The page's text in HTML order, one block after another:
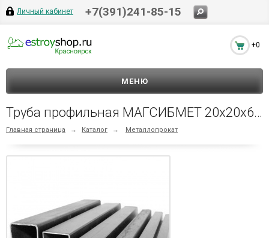
Личный кабинет +7(391)241-85-15
+0
МЕНЮ
Труба профильная МАГСИБМЕТ 20х20х6м 1,5мм
Главная страница → Каталог → Металлопрокат